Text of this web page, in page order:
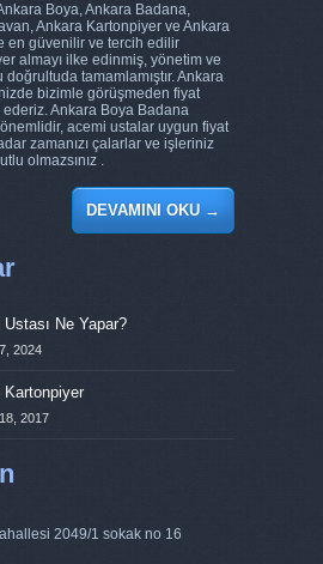
Boya, Ankara Badana,
Ankara Kartonpiyer ve Ankara
en güvenilir ve tercih edilir
almayı ilke edinmiş, yönetim ve
doğrultuda tamamlamıştır. Ankara
bizimle görüşmeden fiyat
ederiz. Ankara Boya Badana
acemi ustalar uygun fiyat
zamanızı çalarlar ve işleriniz
olmazsınız .
DEVAMINI OKU→
Ustası Ne Yapar?
2024
Kartonpiyer
2017
2049/1 sokak no 16